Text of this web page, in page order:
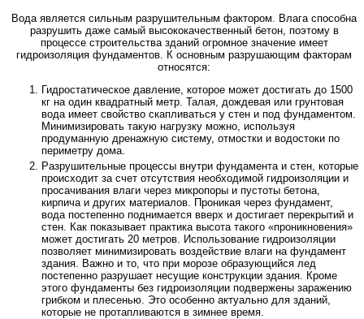
Вода является сильным разрушительным фактором. Влага способна
разрушить даже самый высококачественный бетон, поэтому в
процессе строительства зданий огромное значение имеет
гидроизоляция фундаментов. К основным разрушающим факторам
относятся:
Гидростатическое давление, которое может достигать до 1500
кг на один квадратный метр. Талая, дождевая или грунтовая
вода имеет свойство скапливаться у стен и под фундаментом.
Минимизировать такую нагрузку можно, используя
продуманную дренажную систему, отмостки и водостоки по
периметру дома.
Разрушительные процессы внутри фундамента и стен, которые
происходит за счет отсутствия необходимой гидроизоляции и
просачивания влаги через микропоры и пустоты бетона,
кирпича и других материалов. Проникая через фундамент,
вода постепенно поднимается вверх и достигает перекрытий и
стен. Как показывает практика высота такого «проникновения»
может достигать 20 метров. Использование гидроизоляции
позволяет минимизировать воздействие влаги на фундамент
здания. Важно и то, что при морозе образующийся лед
постепенно разрушает несущие конструкции здания. Кроме
этого фундаменты без гидроизоляции подвержены заражению
грибком и плесенью. Это особенно актуально для зданий,
которые не протапливаются в зимнее время.